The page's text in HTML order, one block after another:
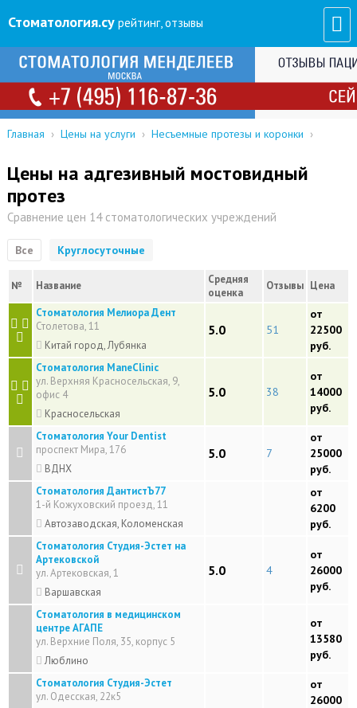
Стоматология.су рейтинг, отзывы
Главная › Цены на услуги › Несъемные протезы и коронки ›
Цены на адгезивный мостовидный
протез
Сравнение цен 14 стоматологических учреждений
Все Круглосуточные
№ Название
Средняя
оценка
Отзывы Цена
Стоматология Мелиора Дент
Столетова, 11
Китай город, Лубянка
5.0 51
от
22500
руб.
Стоматология ManeClinic
ул. Верхняя Красносельская, 9,
офис 4
Красносельская
5.0 38
от
14000
руб.
Стоматология Your Dentist
проспект Мира, 176
ВДНХ
5.0 7
от
25000
руб.
Стоматология ДантистЪ77
1-й Кожуховский проезд, 11
Автозаводская, Коломенская
от
6200
руб.
Стоматология Студия-Эстет на
Артековской
ул. Артековская, 1
Варшавская
5.0 4
от
26000
руб.
Стоматология в медицинском
центре АГАПЕ
ул. Верхние Поля, 35, корпус 5
Люблино
от
13580
руб.
Стоматология Студия-Эстет
ул. Одесская, 22к5
от
26000